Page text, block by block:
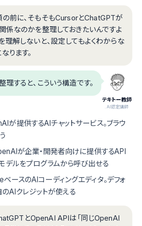
前に、そもそもCursorとChatGPTが
係なのかを整理しておきたいんですよ
理解しないと、設定してもよくわからな
ります。
テキトー教師
.AI認定講師
理すると、こういう構造です。
が提供するAIチャットサービス。ブラウ
が企業・開発者向けに提供するAPI
デルをプログラムから呼び出せる
ースのAIコーディングエディタ。デフォ
AIクレジットが使える
とOpenAI APIは「同じOpenAI